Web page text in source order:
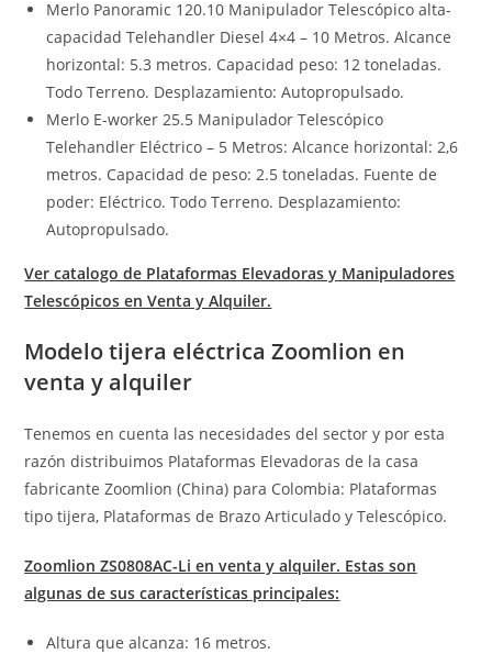
Merlo Panoramic 120.10 Manipulador Telescópico alta-
capacidad Telehandler Diesel 4×4 – 10 Metros. Alcance
horizontal: 5.3 metros. Capacidad peso: 12 toneladas.
Todo Terreno. Desplazamiento: Autopropulsado.
Merlo E-worker 25.5 Manipulador Telescópico
Telehandler Eléctrico – 5 Metros: Alcance horizontal: 2,6
metros. Capacidad de peso: 2.5 toneladas. Fuente de
poder: Eléctrico. Todo Terreno. Desplazamiento:
Autopropulsado.
Ver catalogo de Plataformas Elevadoras y Manipuladores
Telescópicos en Venta y Alquiler.
Modelo tijera eléctrica Zoomlion en
venta y alquiler
Tenemos en cuenta las necesidades del sector y por esta
razón distribuimos Plataformas Elevadoras de la casa
fabricante Zoomlion (China) para Colombia: Plataformas
tipo tijera, Plataformas de Brazo Articulado y Telescópico.
Zoomlion ZS0808AC-Li en venta y alquiler. Estas son
algunas de sus características principales:
Altura que alcanza: 16 metros.